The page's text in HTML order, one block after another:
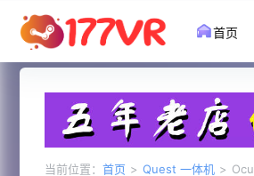
首页
当前位置： 首页 > Quest 一体机 >